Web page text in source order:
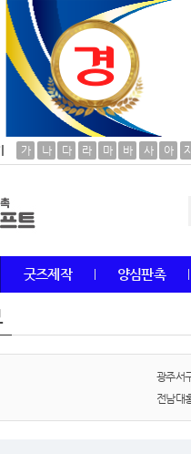
가 나 다 라 마 바 사 아
굿즈제작 양심판촉
광주서
전남대